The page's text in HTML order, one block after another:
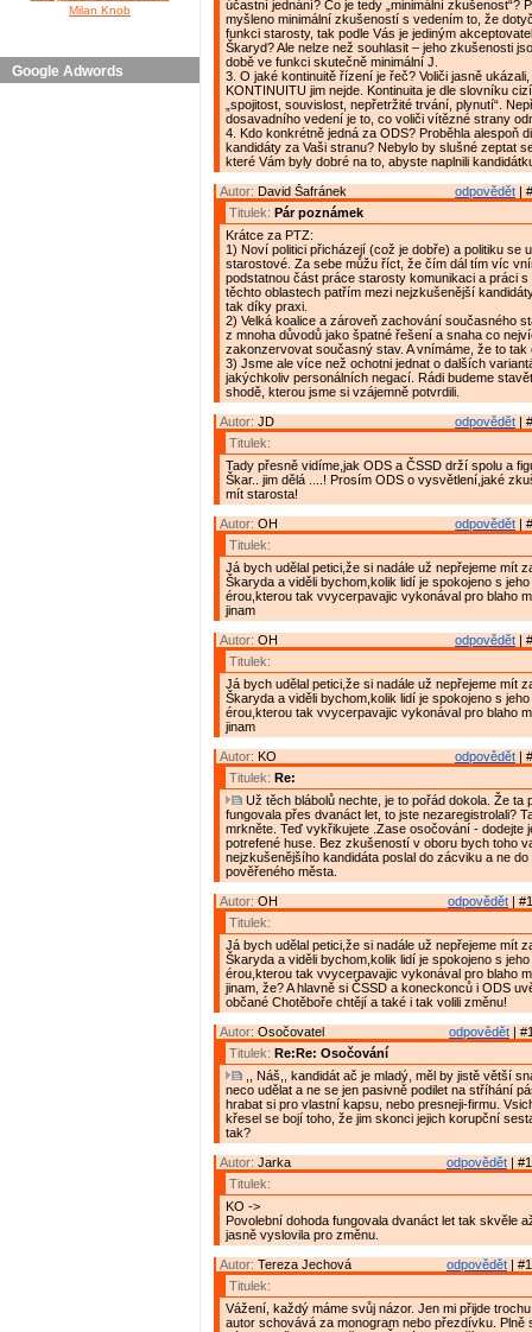
Milan Knob
Google Adwords
účastní jednání? Co je tedy „minimální zkušenost“?
myšleno minimální zkušeností s vedením to, že
funkci starosty, tak podle Vás je jediným
Škaryd? Ale nelze než souhlasit – jeho zkušenosti
době ve funkci skutečně minimální J.
3. O jaké kontinuitě řízení je řeč? Voliči jasně
KONTINUITU jim nejde. Kontinuita je dle slovníku
„spojitost, souvislost, nepřetržité trvání, plynutí“.
dosavadního vedení je to, co voliči vítězné strany
4. Kdo konkrétně jedná za ODS? Proběhla alespoň
kandidáty za Vaši stranu? Nebylo by slušné zeptat
které Vám byly dobré na to, abyste naplnili
odpovědět |
Autor: David Šafránek
Titulek: Pár poznámek
Krátce za PTZ:
1) Noví politici přicházejí (což je dobře) a politiku se
starostové. Za sebe můžu říct, že čím dál tím víc
podstatnou část práce starosty komunikaci a práci s
těchto oblastech patřím mezi nejzkušenější
tak díky praxi.
2) Velká koalice a zároveň zachování současného
z mnoha důvodů jako špatné řešení a snaha co
zakonzervovat současný stav. A vnímáme, že to tak
3) Jsme ale více než ochotni jednat o dalších
jakýchkoliv personálních negací. Rádi budeme
shodě, kterou jsme si vzájemně potvrdili.
odpovědět |
Autor: JD
Titulek:
Tady přesně vidíme,jak ODS a ČSSD drží spolu a
Škar.. jim dělá ....! Prosím ODS o vysvětlení,jaké
mít starosta!
odpovědět |
Autor: OH
Titulek:
Já bych udělal petici,že si nadále už nepřejeme mít
Škaryda a viděli bychom,kolik lidí je spokojeno s jeho
érou,kterou tak vvycerpavajic vykonával pro blaho
jinam
odpovědět |
Autor: OH
Titulek:
Já bych udělal petici,že si nadále už nepřejeme mít
Škaryda a viděli bychom,kolik lidí je spokojeno s jeho
érou,kterou tak vvycerpavajic vykonával pro blaho
jinam
odpovědět |
Autor: KO
Titulek: Re:
Už těch blábolů nechte, je to pořád dokola. Že ta
fungovala přes dvanáct let, to jste nezaregistrolali?
mrkněte. Teď vykřikujete .Zase osočování - dodejte
potrefené huse. Bez zkušeností v oboru bych toho
nejzkušenějšího kandidáta poslal do zácviku a ne
pověřeného města.
odpovědět |
Autor: OH
Titulek:
Já bych udělal petici,že si nadále už nepřejeme mít
Škaryda a viděli bychom,kolik lidí je spokojeno s jeho
érou,kterou tak vvycerpavajic vykonával pro blaho
jinam, že? A hlavně si ČSSD a koneckonců i ODS
občané Chotěboře chtějí a také i tak volili změnu!
odpovědět |
Autor: Osočovatel
Titulek: Re:Re: Osočování
,, Náš,, kandidát ač je mladý, měl by jistě větší
neco udělat a ne se jen pasivně podilet na stříhání
hrabat si pro vlastní kapsu, nebo presneji-firmu.
křesel se bojí toho, že jim skonci jejich korupční
tak?
odpovědět |
Autor: Jarka
Titulek:
KO ->
Povolební dohoda fungovala dvanáct let tak skvěle
jasně vyslovila pro změnu.
odpovědět |
Autor: Tereza Jechová
Titulek:
Vážení, každý máme svůj názor. Jen mi přijde
autor schovává za monogram nebo přezdívku. Plně